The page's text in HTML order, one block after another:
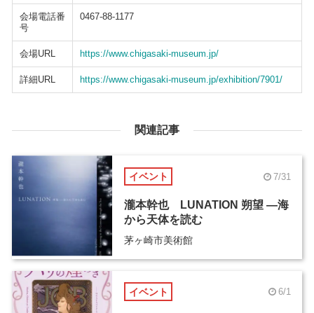
会場電話番
号
0467-88-1177
会場URL https://www.chigasaki-museum.jp/
詳細URL https://www.chigasaki-museum.jp/exhibition/7901/
関連記事
イベント 7/31
瀧本幹也 LUNATION 朔望 ―海
から天体を読む
茅ヶ崎市美術館
イベント 6/1